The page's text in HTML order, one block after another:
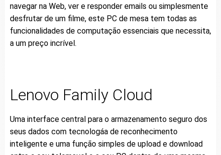
navegar na Web, ver e responder emails ou simplesmente
desfrutar de um filme, este PC de mesa tem todas as
funcionalidades de computação essenciais que necessita,
a um preço incrível.
Lenovo Family Cloud
Uma interface central para o armazenamento seguro dos
seus dados com tecnologáa de reconhecimento
inteligente e uma função simples de upload e download